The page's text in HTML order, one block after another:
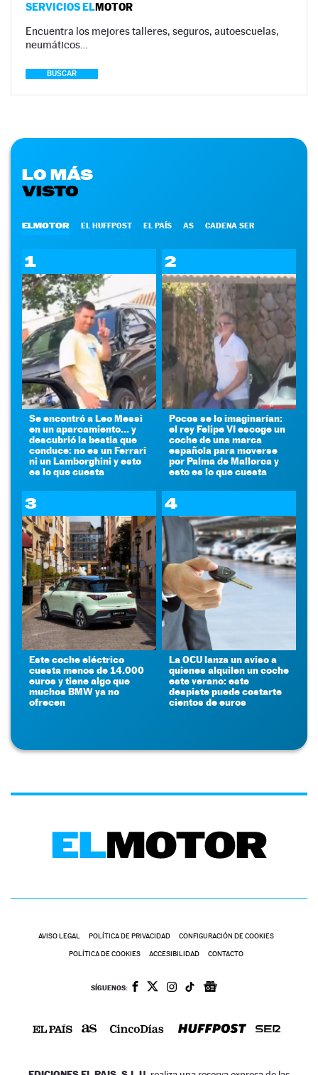
SERVICIOS ELMOTOR
Encuentra los mejores talleres, seguros, autoescuelas,
neumáticos…
BUSCAR
LO MÁS
VISTO
ELMOTOR EL HUFFPOST EL PAÍS AS CADENA SER
1
Se encontró a Leo Messi
en un aparcamiento... y
descubrió la bestia que
conduce: no es un Ferrari
ni un Lamborghini y esto
es lo que cuesta
2
Pocos se lo imaginarían:
el rey Felipe VI escoge un
coche de una marca
española para moverse
por Palma de Mallorca y
esto es lo que cuesta
3
Este coche eléctrico
cuesta menos de 14.000
euros y tiene algo que
muchos BMW ya no
ofrecen
4
La OCU lanza un aviso a
quienes alquilen un coche
este verano: este
despiste puede costarte
cientos de euros
AVISO LEGAL POLÍTICA DE PRIVACIDAD CONFIGURACIÓN DE COOKIES
POLÍTICA DE COOKIES ACCESIBILIDAD CONTACTO
SÍGUENOS: